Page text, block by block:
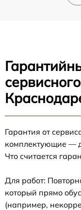
Гарантия от
комплектующие —
Что считается
Для работ:
который прямо
(например,